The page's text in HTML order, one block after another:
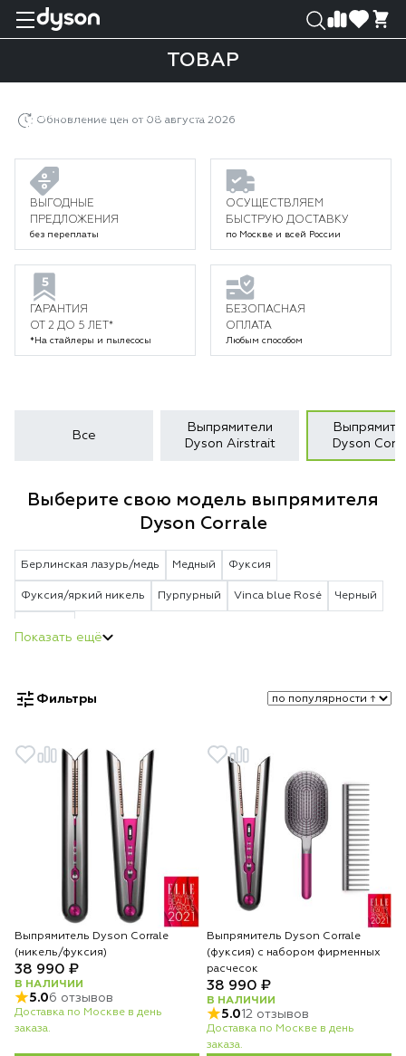
ТОВАР
Выпрямители Dyson Corrale
Товар
Обновление цен от 08 августа 2026
ВЫГОДНЫЕ
ПРЕДЛОЖЕНИЯ
без переплаты
ОСУЩЕСТВЛЯЕМ
БЫСТРУЮ ДОСТАВКУ
по Москве и всей России
ГАРАНТИЯ
ОТ 2 ДО 5 ЛЕТ*
*На стайлеры и пылесосы
БЕЗОПАСНАЯ
ОПЛАТА
Любым способом
Все
Выпрямители
Dyson Airstrait
Dyson
Выберите свою модель выпрямителя
Dyson Corrale
Берлинская лазурь/медь Медный Фуксия
Фуксия/яркий никель Пурпурный Vinca blue Rosé Черный
Фильтры
Выпрямитель Dyson Corrale
(никель/фуксия)
38 990 ₽
В НАЛИЧИИ
5.06 отзывов
Доставка по Москве в день
заказа.
Выпрямитель Dyson Corrale
(фуксия) с набором фирменных
расчесок
38 990 ₽
В НАЛИЧИИ
5.012 отзывов
Доставка по Москве в день
заказа.